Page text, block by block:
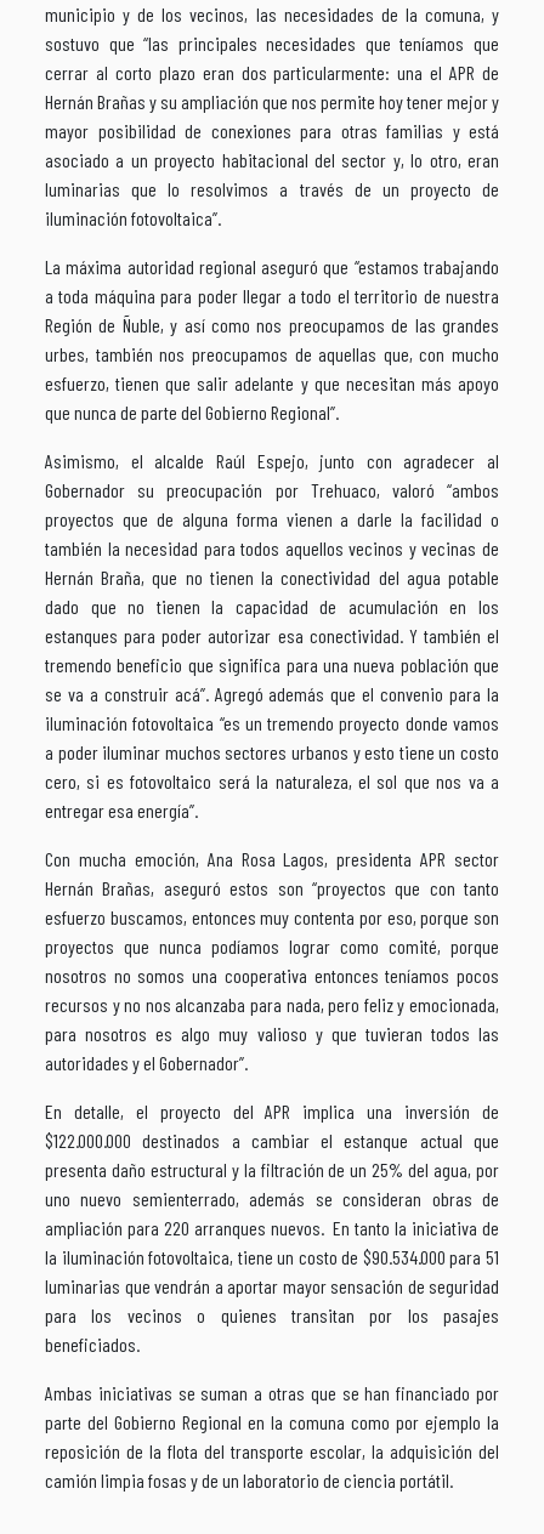
municipio y de los vecinos, las necesidades de la comuna, y
sostuvo que “las principales necesidades que teníamos que
cerrar al corto plazo eran dos particularmente: una el APR de
Hernán Brañas y su ampliación que nos permite hoy tener mejor y
mayor posibilidad de conexiones para otras familias y está
asociado a un proyecto habitacional del sector y, lo otro, eran
luminarias que lo resolvimos a través de un proyecto de
iluminación fotovoltaica”.
La máxima autoridad regional aseguró que “estamos trabajando
a toda máquina para poder llegar a todo el territorio de nuestra
Región de Ñuble, y así como nos preocupamos de las grandes
urbes, también nos preocupamos de aquellas que, con mucho
esfuerzo, tienen que salir adelante y que necesitan más apoyo
que nunca de parte del Gobierno Regional”.
Asimismo, el alcalde Raúl Espejo, junto con agradecer al
Gobernador su preocupación por Trehuaco, valoró “ambos
proyectos que de alguna forma vienen a darle la facilidad o
también la necesidad para todos aquellos vecinos y vecinas de
Hernán Braña, que no tienen la conectividad del agua potable
dado que no tienen la capacidad de acumulación en los
estanques para poder autorizar esa conectividad. Y también el
tremendo beneficio que significa para una nueva población que
se va a construir acá”. Agregó además que el convenio para la
iluminación fotovoltaica “es un tremendo proyecto donde vamos
a poder iluminar muchos sectores urbanos y esto tiene un costo
cero, si es fotovoltaico será la naturaleza, el sol que nos va a
entregar esa energía”.
Con mucha emoción, Ana Rosa Lagos, presidenta APR sector
Hernán Brañas, aseguró estos son “proyectos que con tanto
esfuerzo buscamos, entonces muy contenta por eso, porque son
proyectos que nunca podíamos lograr como comité, porque
nosotros no somos una cooperativa entonces teníamos pocos
recursos y no nos alcanzaba para nada, pero feliz y emocionada,
para nosotros es algo muy valioso y que tuvieran todos las
autoridades y el Gobernador”.
En detalle, el proyecto del APR implica una inversión de
$122.000.000 destinados a cambiar el estanque actual que
presenta daño estructural y la filtración de un 25% del agua, por
uno nuevo semienterrado, además se consideran obras de
ampliación para 220 arranques nuevos. En tanto la iniciativa de
la iluminación fotovoltaica, tiene un costo de $90.534.000 para 51
luminarias que vendrán a aportar mayor sensación de seguridad
para los vecinos o quienes transitan por los pasajes
beneficiados.
Ambas iniciativas se suman a otras que se han financiado por
parte del Gobierno Regional en la comuna como por ejemplo la
reposición de la flota del transporte escolar, la adquisición del
camión limpia fosas y de un laboratorio de ciencia portátil.